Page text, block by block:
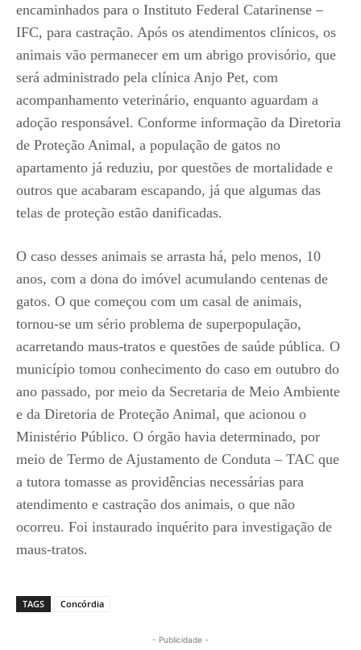
encaminhados para o Instituto Federal Catarinense –
IFC, para castração. Após os atendimentos clínicos, os
animais vão permanecer em um abrigo provisório, que
será administrado pela clínica Anjo Pet, com
acompanhamento veterinário, enquanto aguardam a
adoção responsável. Conforme informação da Diretoria
de Proteção Animal, a população de gatos no
apartamento já reduziu, por questões de mortalidade e
outros que acabaram escapando, já que algumas das
telas de proteção estão danificadas.
O caso desses animais se arrasta há, pelo menos, 10
anos, com a dona do imóvel acumulando centenas de
gatos. O que começou com um casal de animais,
tornou-se um sério problema de superpopulação,
acarretando maus-tratos e questões de saúde pública. O
município tomou conhecimento do caso em outubro do
ano passado, por meio da Secretaria de Meio Ambiente
e da Diretoria de Proteção Animal, que acionou o
Ministério Público. O órgão havia determinado, por
meio de Termo de Ajustamento de Conduta – TAC que
a tutora tomasse as providências necessárias para
atendimento e castração dos animais, o que não
ocorreu. Foi instaurado inquérito para investigação de
maus-tratos.
TAGS Concórdia
- Publicidade -